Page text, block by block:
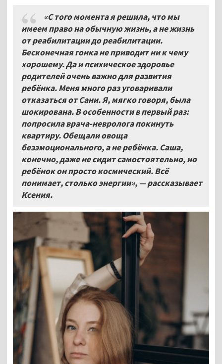
«С того момента я решила, что мы
имеем право на обычную жизнь, а не жизнь
от реабилитации до реабилитации.
Бесконечная гонка не приводит ни к чему
хорошему. Да и психическое здоровье
родителей очень важно для развития
ребёнка. Меня много раз уговаривали
отказаться от Сани. Я, мягко говоря, была
шокирована. В особенности в первый раз:
попросила врача-невролога покинуть
квартиру. Обещали овоща
безэмоционального, а не ребёнка. Саша,
конечно, даже не сидит самостоятельно, но
ребёнок он просто космический. Всё
понимает, столько энергии», — рассказывает
Ксения.